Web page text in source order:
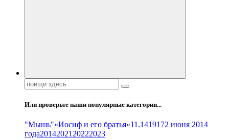
Поиск:
Или проверьте наши популярные категории...
"Мышь"«Иосиф и его братья»11.1419172 июня 2014
года2014202120222023